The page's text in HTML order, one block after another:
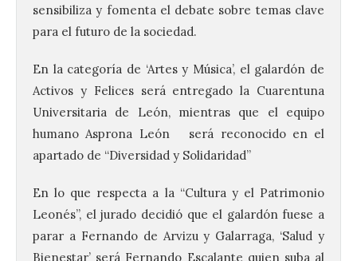
sensibiliza y fomenta el debate sobre temas clave
para el futuro de la sociedad.
En la categoría de ‘Artes y Música’, el galardón de
Activos y Felices será entregado la Cuarentuna
Universitaria de León, mientras que el equipo
humano Asprona León será reconocido en el
apartado de “Diversidad y Solidaridad”
En lo que respecta a la “Cultura y el Patrimonio
Leonés”, el jurado decidió que el galardón fuese a
parar a Fernando de Arvizu y Galarraga, ‘Salud y
Bienestar’ será Fernando Escalante quien suba al